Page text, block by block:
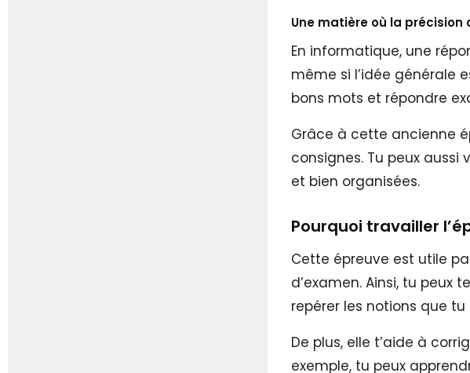
Une matière où la
En informatique, une
même si l’idée générale
bons mots et répondre
Grâce à cette ancienne
consignes. Tu peux aussi
et bien organisées.
Pourquoi travailler
Cette épreuve est utile
d’examen. Ainsi, tu peux
repérer les notions que tu
De plus, elle t’aide à
exemple, tu peux